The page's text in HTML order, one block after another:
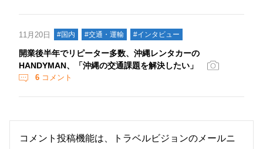
11月20日 #国内 #交通・運輸 #インタビュー
開業後半年でリピーター多数、沖縄レンタカーの
HANDYMAN、「沖縄の交通課題を解決したい」
6 コメント
コメント投稿機能は、トラベルビジョンのメールニ